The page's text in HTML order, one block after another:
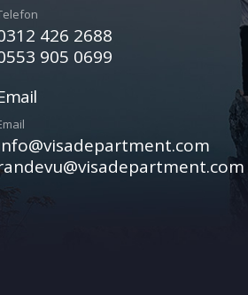
426 2688
905 0699